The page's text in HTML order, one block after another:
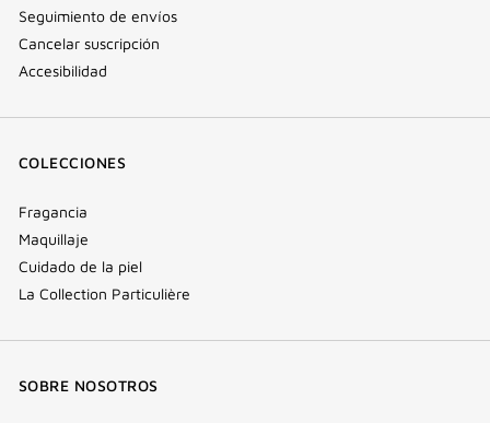
Seguimiento de envíos
Cancelar suscripción
Accesibilidad
COLECCIONES
Fragancia
Maquillaje
Cuidado de la piel
La Collection Particulière
SOBRE NOSOTROS